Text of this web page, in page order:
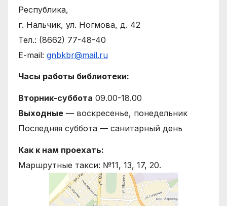
Республика,
г. Нальчик, ул. Ногмова, д. 42
Тел.: (8662) 77-48-40
E-mail: gnbkbr@mail.ru
Часы работы библиотеки:
Вторник-суббота 09.00-18.00
Выходные — воскресенье, понедельник
Последняя суббота — санитарный день
Как к нам проехать:
Маршрутные такси: №11, 13, 17, 20.